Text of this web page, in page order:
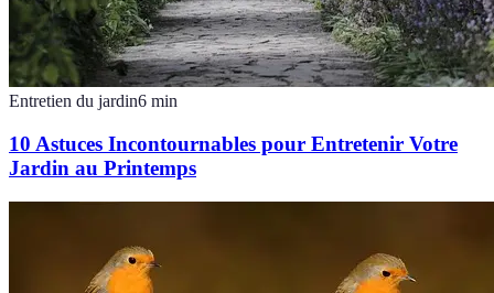
Entretien du jardin6 min
10 Astuces Incontournables pour Entretenir Votre
Jardin au Printemps